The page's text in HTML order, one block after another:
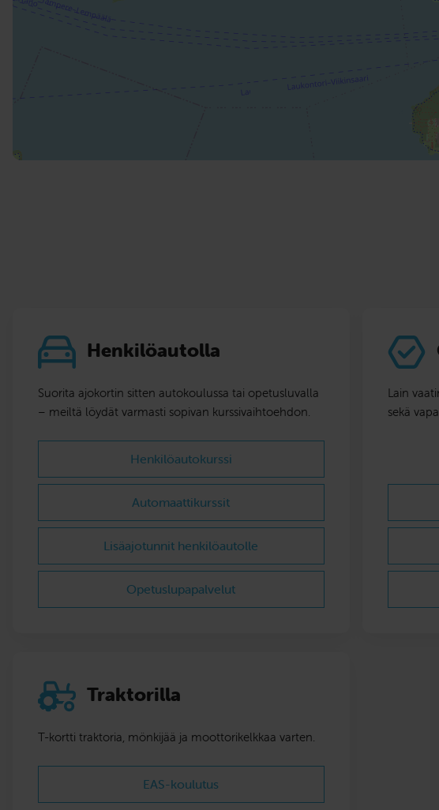
Henkilöautolla
Suorita ajokortin sitten autokoulussa tai opetusluvalla
– meiltä löydät varmasti sopivan kurssivaihtoehdon.
Henkilöautokurssi
Automaattikurssit
Lisäajotunnit henkilöautolle
Opetuslupapalvelut
Lain
sekä
Traktorilla
T-kortti traktoria, mönkijää ja moottorikelkkaa varten.
EAS-koulutus